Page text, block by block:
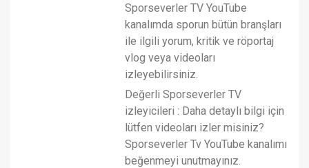
Sporseverler TV YouTube
kanalımda sporun bütün branşları
ile ilgili yorum, kritik ve röportaj
vlog veya videoları
izleyebilirsiniz.
Değerli Sporseverler TV
izleyicileri : Daha detaylı bilgi için
lütfen videoları izler misiniz?
Sporseverler Tv YouTube kanalımı
beğenmeyi unutmayınız.